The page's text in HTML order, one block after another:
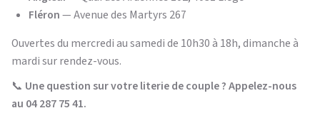
Fléron— Avenue des Martyrs 267
Ouvertes du mercredi au samedi de 10h30 à 18h, dimanche à
mardi sur rendez-vous.
📞 Une question sur votre literie de couple ? Appelez-nous
au 04 287 75 41.